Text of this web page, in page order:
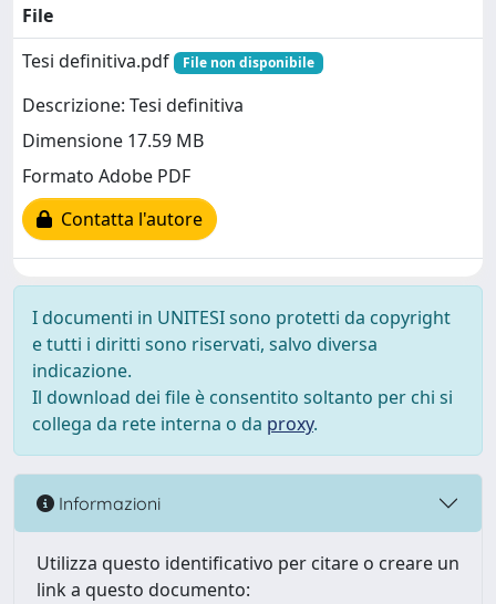
File
Tesi definitiva.pdf
File non disponibile
Descrizione: Tesi definitiva
Dimensione 17.59 MB
Formato Adobe PDF
Contatta l'autore
I documenti in UNITESI sono protetti da copyright
e tutti i diritti sono riservati, salvo diversa
indicazione.
Il download dei file è consentito soltanto per chi si
collega da rete interna o da proxy.
Informazioni
Utilizza questo identificativo per citare o creare un
link a questo documento: